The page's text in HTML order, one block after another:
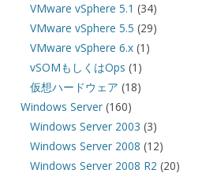
VMware vSphere 5.1 (34)
VMware vSphere 5.5 (29)
VMware vSphere 6.x (1)
vSOMもしくはOps (1)
仮想ハードウェア (18)
Windows Server(160)
Windows Server 2003 (3)
Windows Server 2008 (12)
Windows Server 2008 R2 (20)